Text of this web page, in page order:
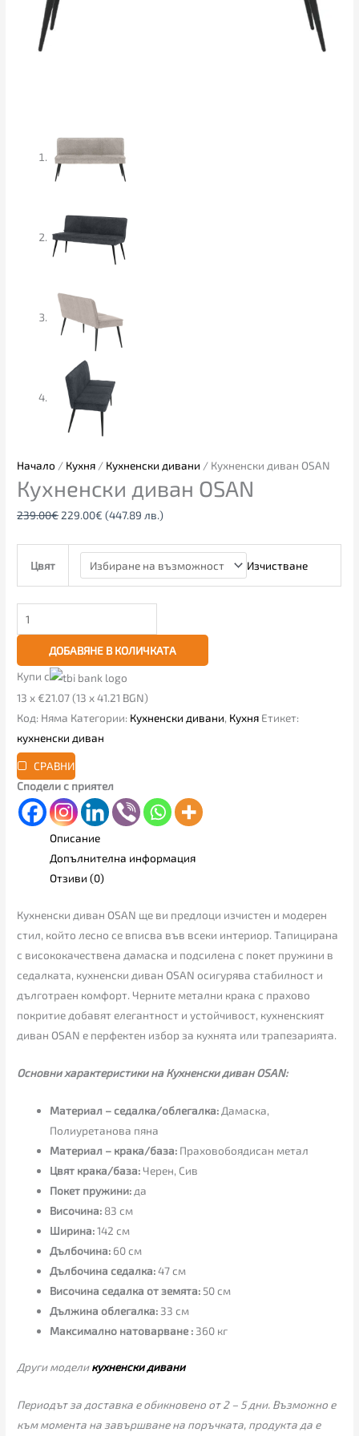
Начало / Кухня / Кухненски дивани / Кухненски диван OSAN
Кухненски диван OSAN
239.00€ 229.00€ (447.89 лв.)
Цвят Изчистване
ДОБАВЯНЕ В КОЛИЧКАТА
Купи с
13 x €21.07 (13 x 41.21 BGN)
Код: Няма Категории: Кухненски дивани, Кухня Етикет:
кухненски диван
СРАВНИ
Сподели с приятел
Описание
Допълнителна информация
Отзиви (0)
Кухненски диван OSAN ще ви предлоци изчистен и модерен
стил, който лесно се вписва във всеки интериор. Тапицирана
с висококачествена дамаска и подсилена с покет пружини в
седалката, кухненски диван OSAN осигурява стабилност и
дълготраен комфорт. Черните метални крака с прахово
покритие добавят елегантност и устойчивост, кухненският
диван OSAN е перфектен избор за кухнята или трапезарията.
Основни характеристики на Кухненски диван OSAN:
Материал – седалка/облегалка: Дамаска,
Полиуретанова пяна
Материал – крака/база: Праховобоядисан метал
Цвят крака/база: Черен, Сив
Покет пружини: да
Височина: 83 см
Ширина:142 см
Дълбочина: 60 см
Дълбочина седалка:47 см
Височина седалка от земята: 50 см
Дължина облегалка: 33 см
Максимално натоварване : 360 кг
Други модели кухненски дивани
Периодът за доставка е обикновено от 2 – 5 дни. Възможно е
към момента на завършване на поръчката, продукта да е